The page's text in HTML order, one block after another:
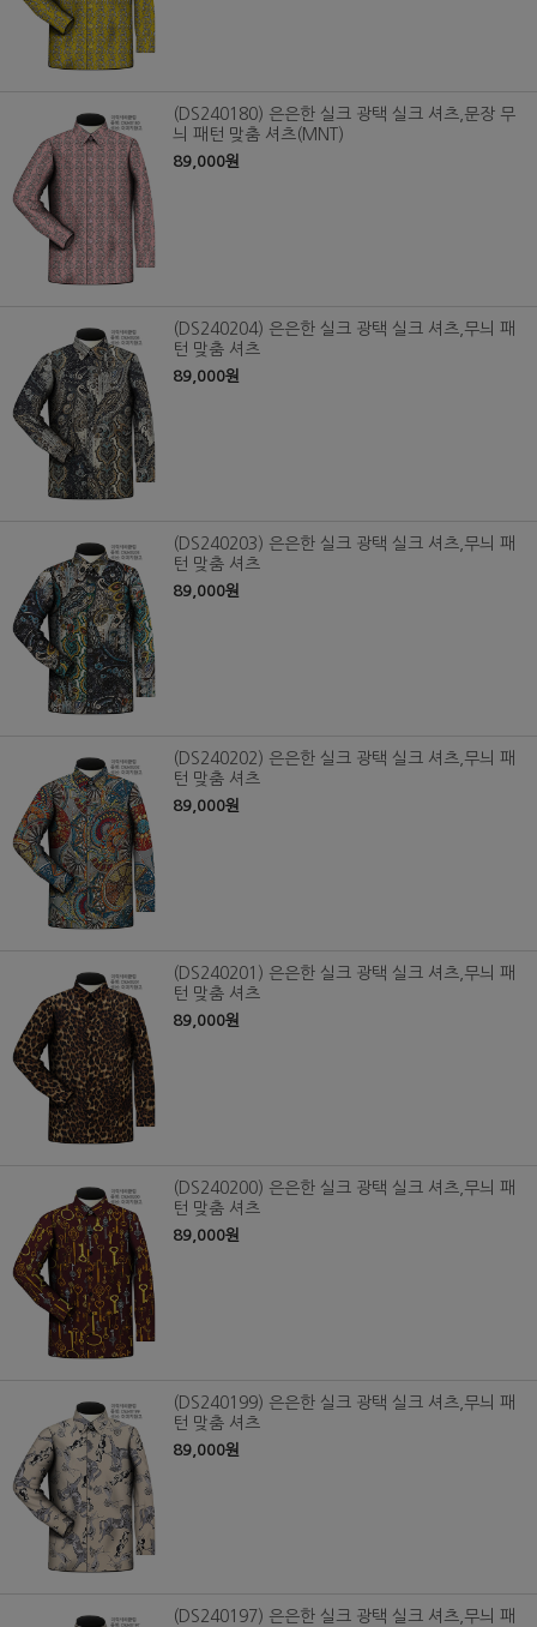
(DS240180) 은은한 실크 광택 실크 셔츠,문장 무
늬 패턴 맞춤 셔츠(MNT)
89,000원
(DS240204) 은은한 실크 광택 실크 셔츠,무늬 패
턴 맞춤 셔츠
89,000원
(DS240203) 은은한 실크 광택 실크 셔츠,무늬 패
턴 맞춤 셔츠
89,000원
(DS240202) 은은한 실크 광택 실크 셔츠,무늬 패
턴 맞춤 셔츠
89,000원
(DS240201) 은은한 실크 광택 실크 셔츠,무늬 패
턴 맞춤 셔츠
89,000원
(DS240200) 은은한 실크 광택 실크 셔츠,무늬 패
턴 맞춤 셔츠
89,000원
(DS240199) 은은한 실크 광택 실크 셔츠,무늬 패
턴 맞춤 셔츠
89,000원
(DS240197) 은은한 실크 광택 실크 셔츠,무늬 패